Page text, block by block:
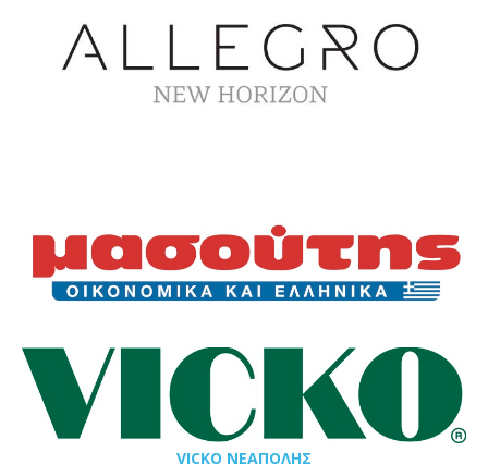
VICKO ΝΕΑΠΟΛΗΣ